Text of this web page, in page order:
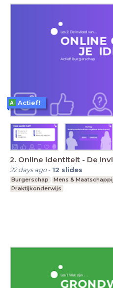
2. Online identiteit - De
22 days ago- 12 slides
Burgerschap Mens & Maatschappij
Praktijkonderwijs
Actief!